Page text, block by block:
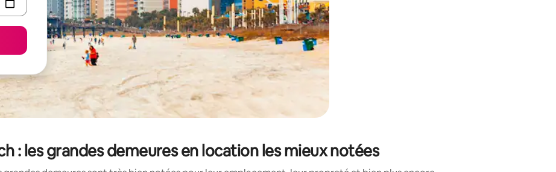
: les grandes demeures en location les mieux notées